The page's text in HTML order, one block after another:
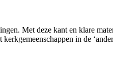
Met deze kant en klare
in de